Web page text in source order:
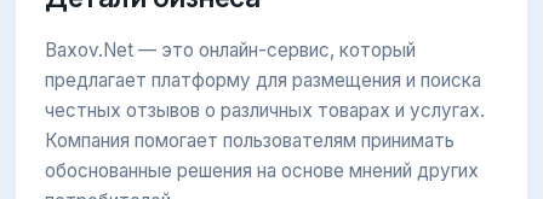
Baxov.Net — это онлайн-сервис, который
предлагает платформу для размещения и поиска
честных отзывов о различных товарах и услугах.
Компания помогает пользователям принимать
обоснованные решения на основе мнений других